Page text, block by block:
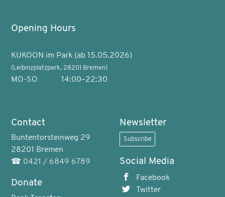
Opening Hours
KUKOON im Park (ab 15.05.2026)
(Leibnizplatzpark, 28201 Bremen)
MO-SO 14:00–22:30
Contact
Buntentorsteinweg 29
28201 Bremen
☎ 0421 / 6849 6789
Donate
Newsletter
Subscribe
Social Media
Facebook
Twitter